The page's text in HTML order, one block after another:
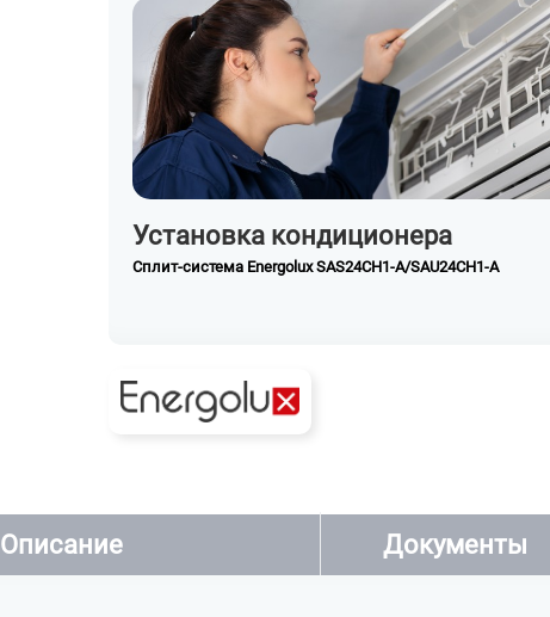
Установка кондиционера
Сплит-система Energolux SAS24CH1-A/SAU24CH1-A
Описание Документы